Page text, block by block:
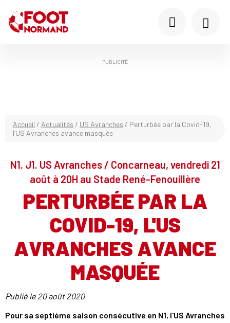
PUBLICITÉ
Accueil / Actualités / US Avranches / Perturbée par la Covid-19,
l’US Avranches avance masquée
N1. J1. US Avranches / Concarneau, vendredi 21
août à 20H au Stade René-Fenouillère
PERTURBÉE PAR LA
COVID-19, L'US
AVRANCHES AVANCE
MASQUÉE
Publié le 20 août 2020
Pour sa septième saison consécutive en N1, l'US Avranches